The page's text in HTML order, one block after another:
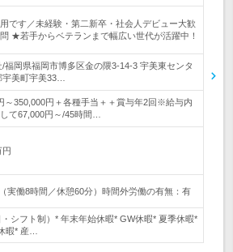
用です／未経験・第二新卒・社会人デビュー大歓
★若手からベテランまで幅広い世代が活躍中！
/福岡県福岡市博多区金の隈3-14-3 宇美東センタ
美町宇美33…
～350,000円＋各種手当＋＋賞与年2回※給与内
て67,000円～/45時間…
円
実働8時間／休憩60分）時間外労働の有無：有
シフト制）* 年末年始休暇* GW休暇* 夏季休暇*
暇* 産…